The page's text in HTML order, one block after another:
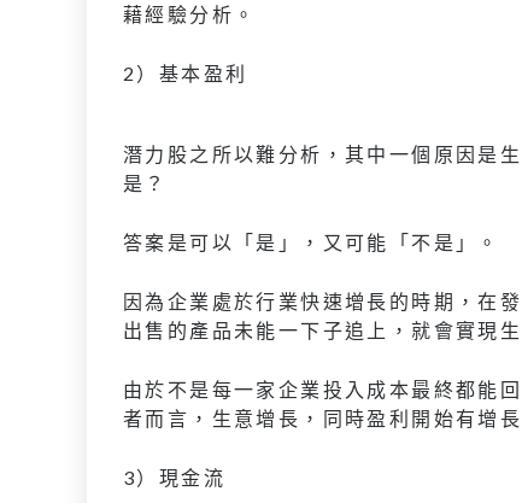
藉經驗分析。
2）基本盈利
潛力股之所以難分析，其中一個原因是
是？
答案是可以「是」，又可能「不是」。
因為企業處於行業快速增長的時期，在
出售的產品未能一下子追上，就會實現
由於不是每一家企業投入成本最終都能
者而言，生意增長，同時盈利開始有增
3）現金流